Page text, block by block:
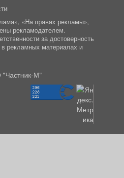
«На правах рекламы»,
рекламодателем.
за достоверность
рекламных материалах и
М"